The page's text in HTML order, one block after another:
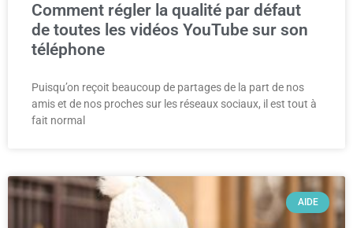
Comment régler la qualité par défaut
de toutes les vidéos YouTube sur son
téléphone
Puisqu’on reçoit beaucoup de partages de la part de nos
amis et de nos proches sur les réseaux sociaux, il est tout à
fait normal
AIDE